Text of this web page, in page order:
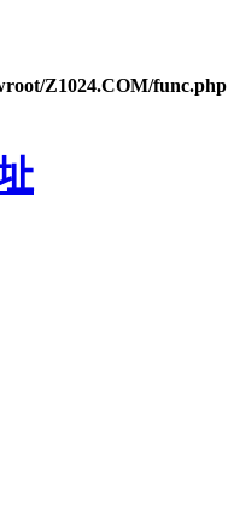
Z1024.COM/func.php